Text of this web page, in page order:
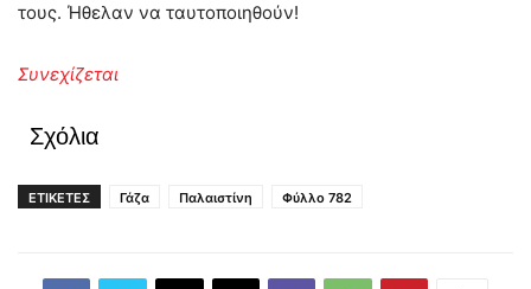
τους. Ήθελαν να ταυτοποιηθούν!
Συνεχίζεται
Σχόλια
ΕΤΙΚΕΤΕΣ Γάζα Παλαιστίνη Φύλλο 782